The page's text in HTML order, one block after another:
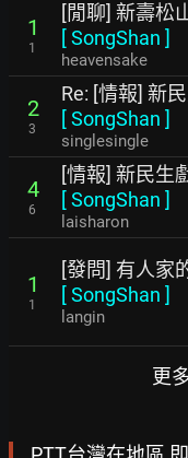
1
1
[閒聊] 新壽松
[SongShan ]
heavensake
2
3
Re: [情報] 新
[SongShan ]
singlesingle
4
6
[情報] 新民生
[SongShan ]
laisharon
1
1
[發問] 有人家
[SongShan ]
langin
更